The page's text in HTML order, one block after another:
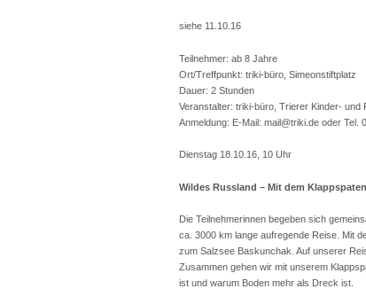
siehe 11.10.16
Teilnehmer: ab 8 Jahre
Ort/Treffpunkt: triki-büro, Simeonstiftplatz
Dauer: 2 Stunden
Veranstalter: triki-büro, Trierer Kinder- und
Anmeldung: E-Mail: mail@triki.de oder Tel.
Dienstag 18.10.16, 10 Uhr
Wildes Russland – Mit dem
Die Teilnehmerinnen begeben sich
ca. 3000 km lange aufregende Reise. Mit
zum Salzsee Baskunchak. Auf unserer
Zusammen gehen wir mit unserem
ist und warum Boden mehr als Dreck ist.